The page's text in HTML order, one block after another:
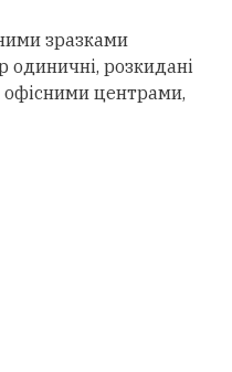
зразками
одиничні, розкидані
центрами,